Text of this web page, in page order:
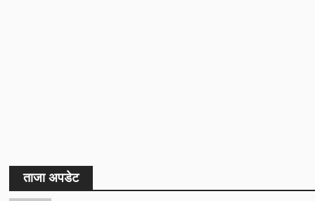
ताजा अपडेट